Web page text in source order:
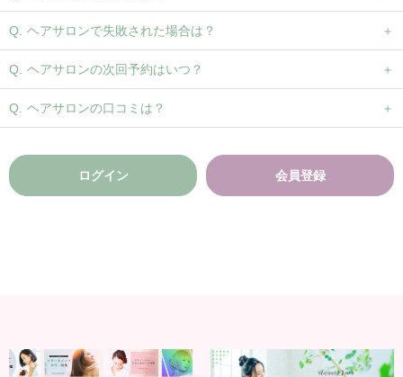
ヘアサロンで失敗された場合は？
ヘアサロンの次回予約はいつ？
ヘアサロンの口コミは？
ログイン 会員登録